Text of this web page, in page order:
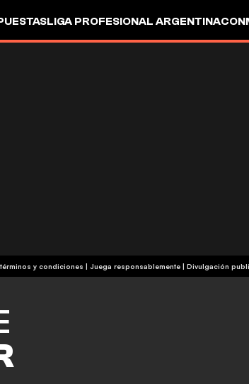
LIGA PROFESIONAL ARGENTINA
| Se aplican términos y condiciones | Juega responsablemente | Divulgación